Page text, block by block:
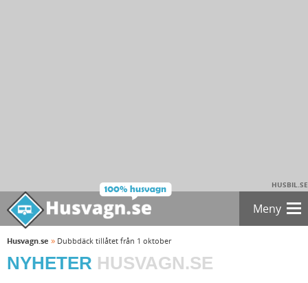
HUSBIL.SE
Meny
Husvagn.se » Dubbdäck tillåtet från 1 oktober
NYHETER HUSVAGN.SE